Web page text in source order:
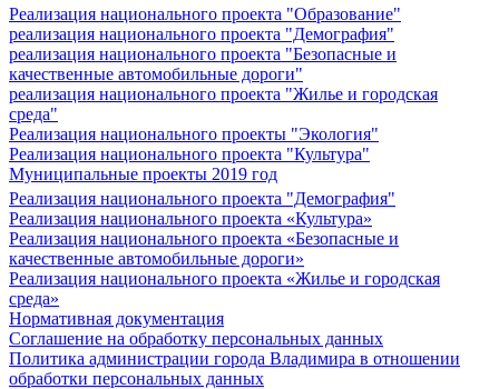
Реализация национального проекта "Образование"
реализация национального проекта "Демография"
реализация национального проекта "Безопасные и
качественные автомобильные дороги"
реализация национального проекта "Жилье и городская
среда"
Реализация национального проекты "Экология"
Реализация национального проекта "Культура"
Муниципальные проекты 2019 год
Реализация национального проекта "Демография"
Реализация национального проекта «Культура»
Реализация национального проекта «Безопасные и
качественные автомобильные дороги»
Реализация национального проекта «Жилье и городская
среда»
Нормативная документация
Соглашение на обработку персональных данных
Политика администрации города Владимира в отношении
обработки персональных данных